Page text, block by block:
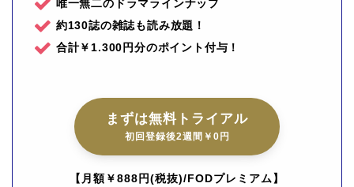
唯一無二のドラマラインナップ
約130誌の雑誌も読み放題！
合計￥1.300円分のポイント付与！
まずは無料トライアル
初回登録後2週間￥0円
【月額￥888円(税抜)/FODプレミアム】